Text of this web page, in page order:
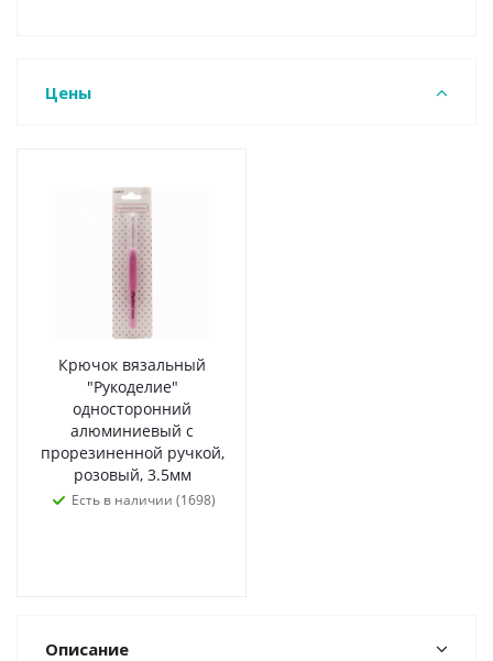
Цены
Крючок вязальный
"Рукоделие"
односторонний
алюминиевый с
прорезиненной ручкой,
розовый, 3.5мм
Есть в наличии (1698)
Описание